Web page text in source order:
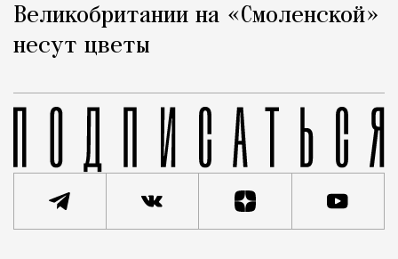
Великобритании на «Смоленской»
несут цветы